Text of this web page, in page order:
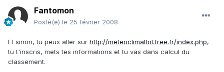
Fantomon
Posté(e) le 25 février 2008
Et sinon, tu peux aller sur http://meteoclimatlol.free.fr/index.php,
tu t'inscris, mets tes informations et tu vas dans calcul du
classement.